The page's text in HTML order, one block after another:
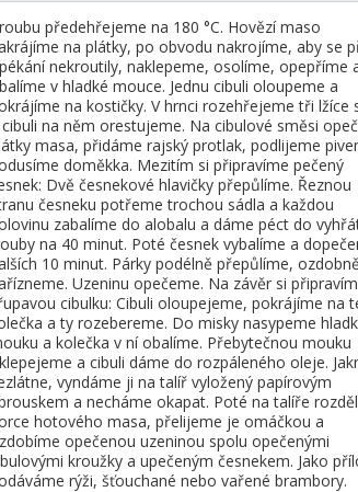
předehřejeme na 180 °C. Hovězí maso
na plátky, po obvodu nakrojíme, aby se
nekroutily, naklepeme, osolíme, opepříme
v hladké mouce. Jednu cibuli oloupeme a
na kostičky. V hrnci rozehřejeme tři lžíce
na něm orestujeme. Na cibulové směsi
masa, přidáme rajský protlak, podlijeme
doměkka. Mezitím si připravíme pečený
Dvě česnekové hlavičky přepůlíme. Řeznou
česneku potřeme trochou sádla a každou
zabalíme do alobalu a dáme péct do
na 40 minut. Poté česnek vybalíme a
10 minut. Párky podélně přepůlíme, ozdobně
Uzeninu opečeme. Na závěr si
cibulku: Cibuli oloupejeme, pokrájíme na
a ty rozebereme. Do misky nasypeme
a kolečka v ní obalíme. Přebytečnou mouku
a cibuli dáme do rozpáleného oleje.
vyndáme ji na talíř vyložený papírovým
a necháme okapat. Poté na talíře
hotového masa, přelijeme je omáčkou a
opečenou uzeninou spolu opečenými
kroužky a upečeným česnekem. Jako
rýži, šťouchané nebo vařené brambory.